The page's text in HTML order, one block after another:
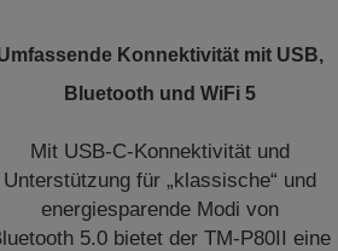
Konnektivität mit USB,
Bluetooth und WiFi 5
Mit USB-C-Konnektivität und
Unterstützung für „klassische“ und
energiesparende Modi von
5.0 bietet der TM-P80II eine